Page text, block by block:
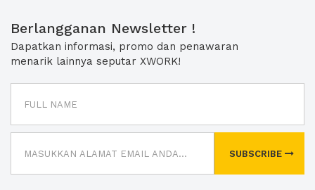
Berlangganan Newsletter !
Dapatkan informasi, promo dan penawaran
menarik lainnya seputar XWORK!
SUBSCRIBE